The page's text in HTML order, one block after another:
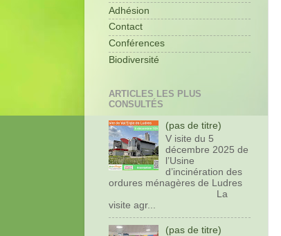
Adhésion
Contact
Conférences
Biodiversité
ARTICLES LES PLUS
CONSULTÉS
(pas de titre)
V isite du 5
décembre 2025 de
l’Usine
d’incinération des
ordures ménagères de Ludres
La
visite agr...
(pas de titre)